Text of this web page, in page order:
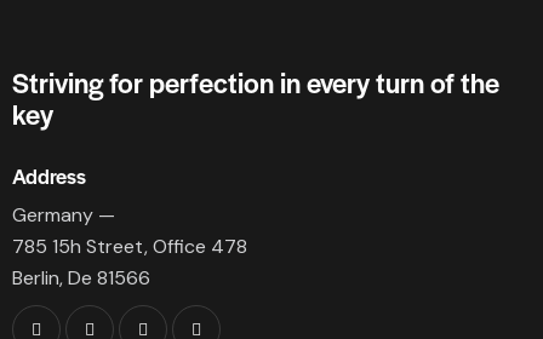
Striving for perfection in every turn of the
key
Address
Germany —
785 15h Street, Office 478
Berlin, De 81566